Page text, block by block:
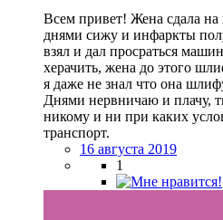
Всем привет! Жена сдала на
днями сижу и инфаркты
взял и дал просраться
херачить, жена до этого
я даже не знал что она
Днями нервничаю и плачу,
никому и ни при каких
транспорт.
16 августа 2019
1